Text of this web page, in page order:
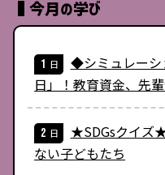
今月の学び
◆シミュレー
日」！教育資金、先
★SDGsクイズ
ない子どもたち